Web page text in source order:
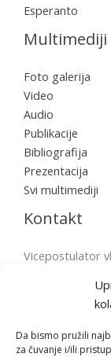
Da bismo pružili
za čuvanje i/ili
Esperanto
Multimediji
Foto galerija
Video
Audio
Publikacije
Bibliografija
Prezentacija
Svi multimediji
Kontakt
Vicepostulator
Fažana Župni